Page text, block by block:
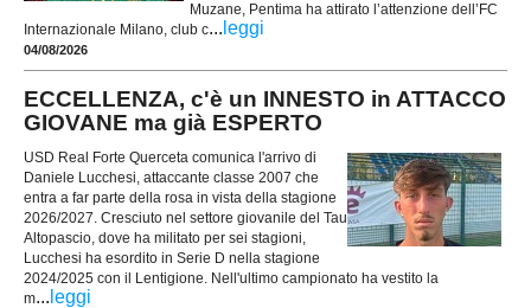
Muzane, Pentima ha attirato l’attenzione dell’FC
Internazionale Milano, club c... leggi
04/08/2026
ECCELLENZA, c'è un INNESTO in ATTACCO
GIOVANE ma già ESPERTO
USD Real Forte Querceta comunica l'arrivo di
Daniele Lucchesi, attaccante classe 2007 che
entra a far parte della rosa in vista della stagione
2026/2027. Cresciuto nel settore giovanile del Tau
Altopascio, dove ha militato per sei stagioni,
Lucchesi ha esordito in Serie D nella stagione
2024/2025 con il Lentigione. Nell'ultimo campionato ha vestito la
m... leggi